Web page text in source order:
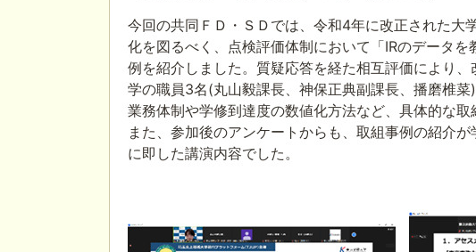
今回の共同ＦＤ・ＳＤでは、令和4年に改正された大
化を図るべく、点検評価体制において「IRのデータ
例を紹介しました。質疑応答を経た相互評価により
学の職員3名(丸山毅課長、神保正典副課長、播磨椎
業務体制や学修到達度の数値化方法など、具体的な
また、参加後のアンケートからも、取組事例の紹介
に即した講演内容でした。